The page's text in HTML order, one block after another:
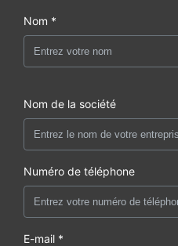
Nom *
Nom de la société
Numéro de téléphone
E-mail *